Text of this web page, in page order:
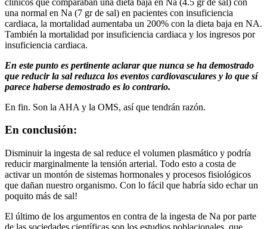
una normal en Na (7 gr de sal) en pacientes con insuficiencia
cardiaca, la mortalidad aumentaba un 200% con la dieta baja en NA.
También la mortalidad por insuficiencia cardiaca y los ingresos por
insuficiencia cardiaca.
En este punto es pertinente aclarar que nunca se ha demostrado
que reducir la sal reduzca los eventos cardiovasculares y lo que sí
parece haberse demostrado es lo contrario.
En fin. Son la AHA y la OMS, así que tendrán razón.
En conclusión:
Disminuir la ingesta de sal reduce el volumen plasmático y podría
reducir marginalmente la tensión arterial. Todo esto a costa de
activar un montón de sistemas hormonales y procesos fisiológicos
que dañan nuestro organismo. Con lo fácil que habría sido echar un
poquito más de sal!
El último de los argumentos en contra de la ingesta de Na por parte